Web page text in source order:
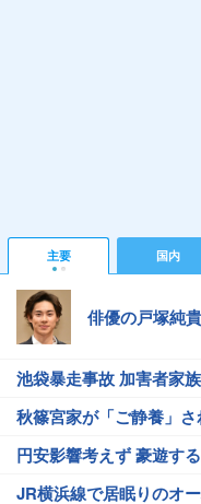
主要 国内
俳優の戸塚純
池袋暴走事故 加害者家
秋篠宮家が「ご静養」
円安影響考えず 豪遊す
JR横浜線で居眠りのオ